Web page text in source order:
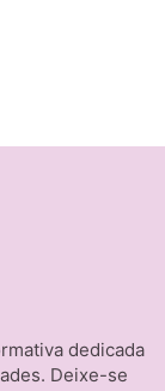
dedicada
Deixe-se